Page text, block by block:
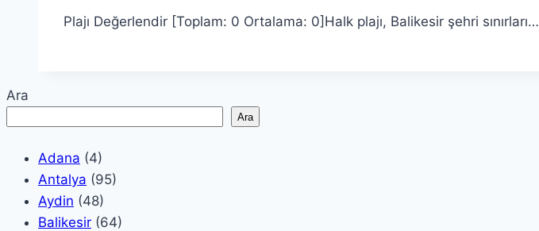
Plajı Değerlendir [Toplam: 0 Ortalama: 0]Halk plajı, Balikesir şehri sınırları…
Ara
Ara
Adana (4)
Antalya (95)
Aydin (48)
Balikesir (64)